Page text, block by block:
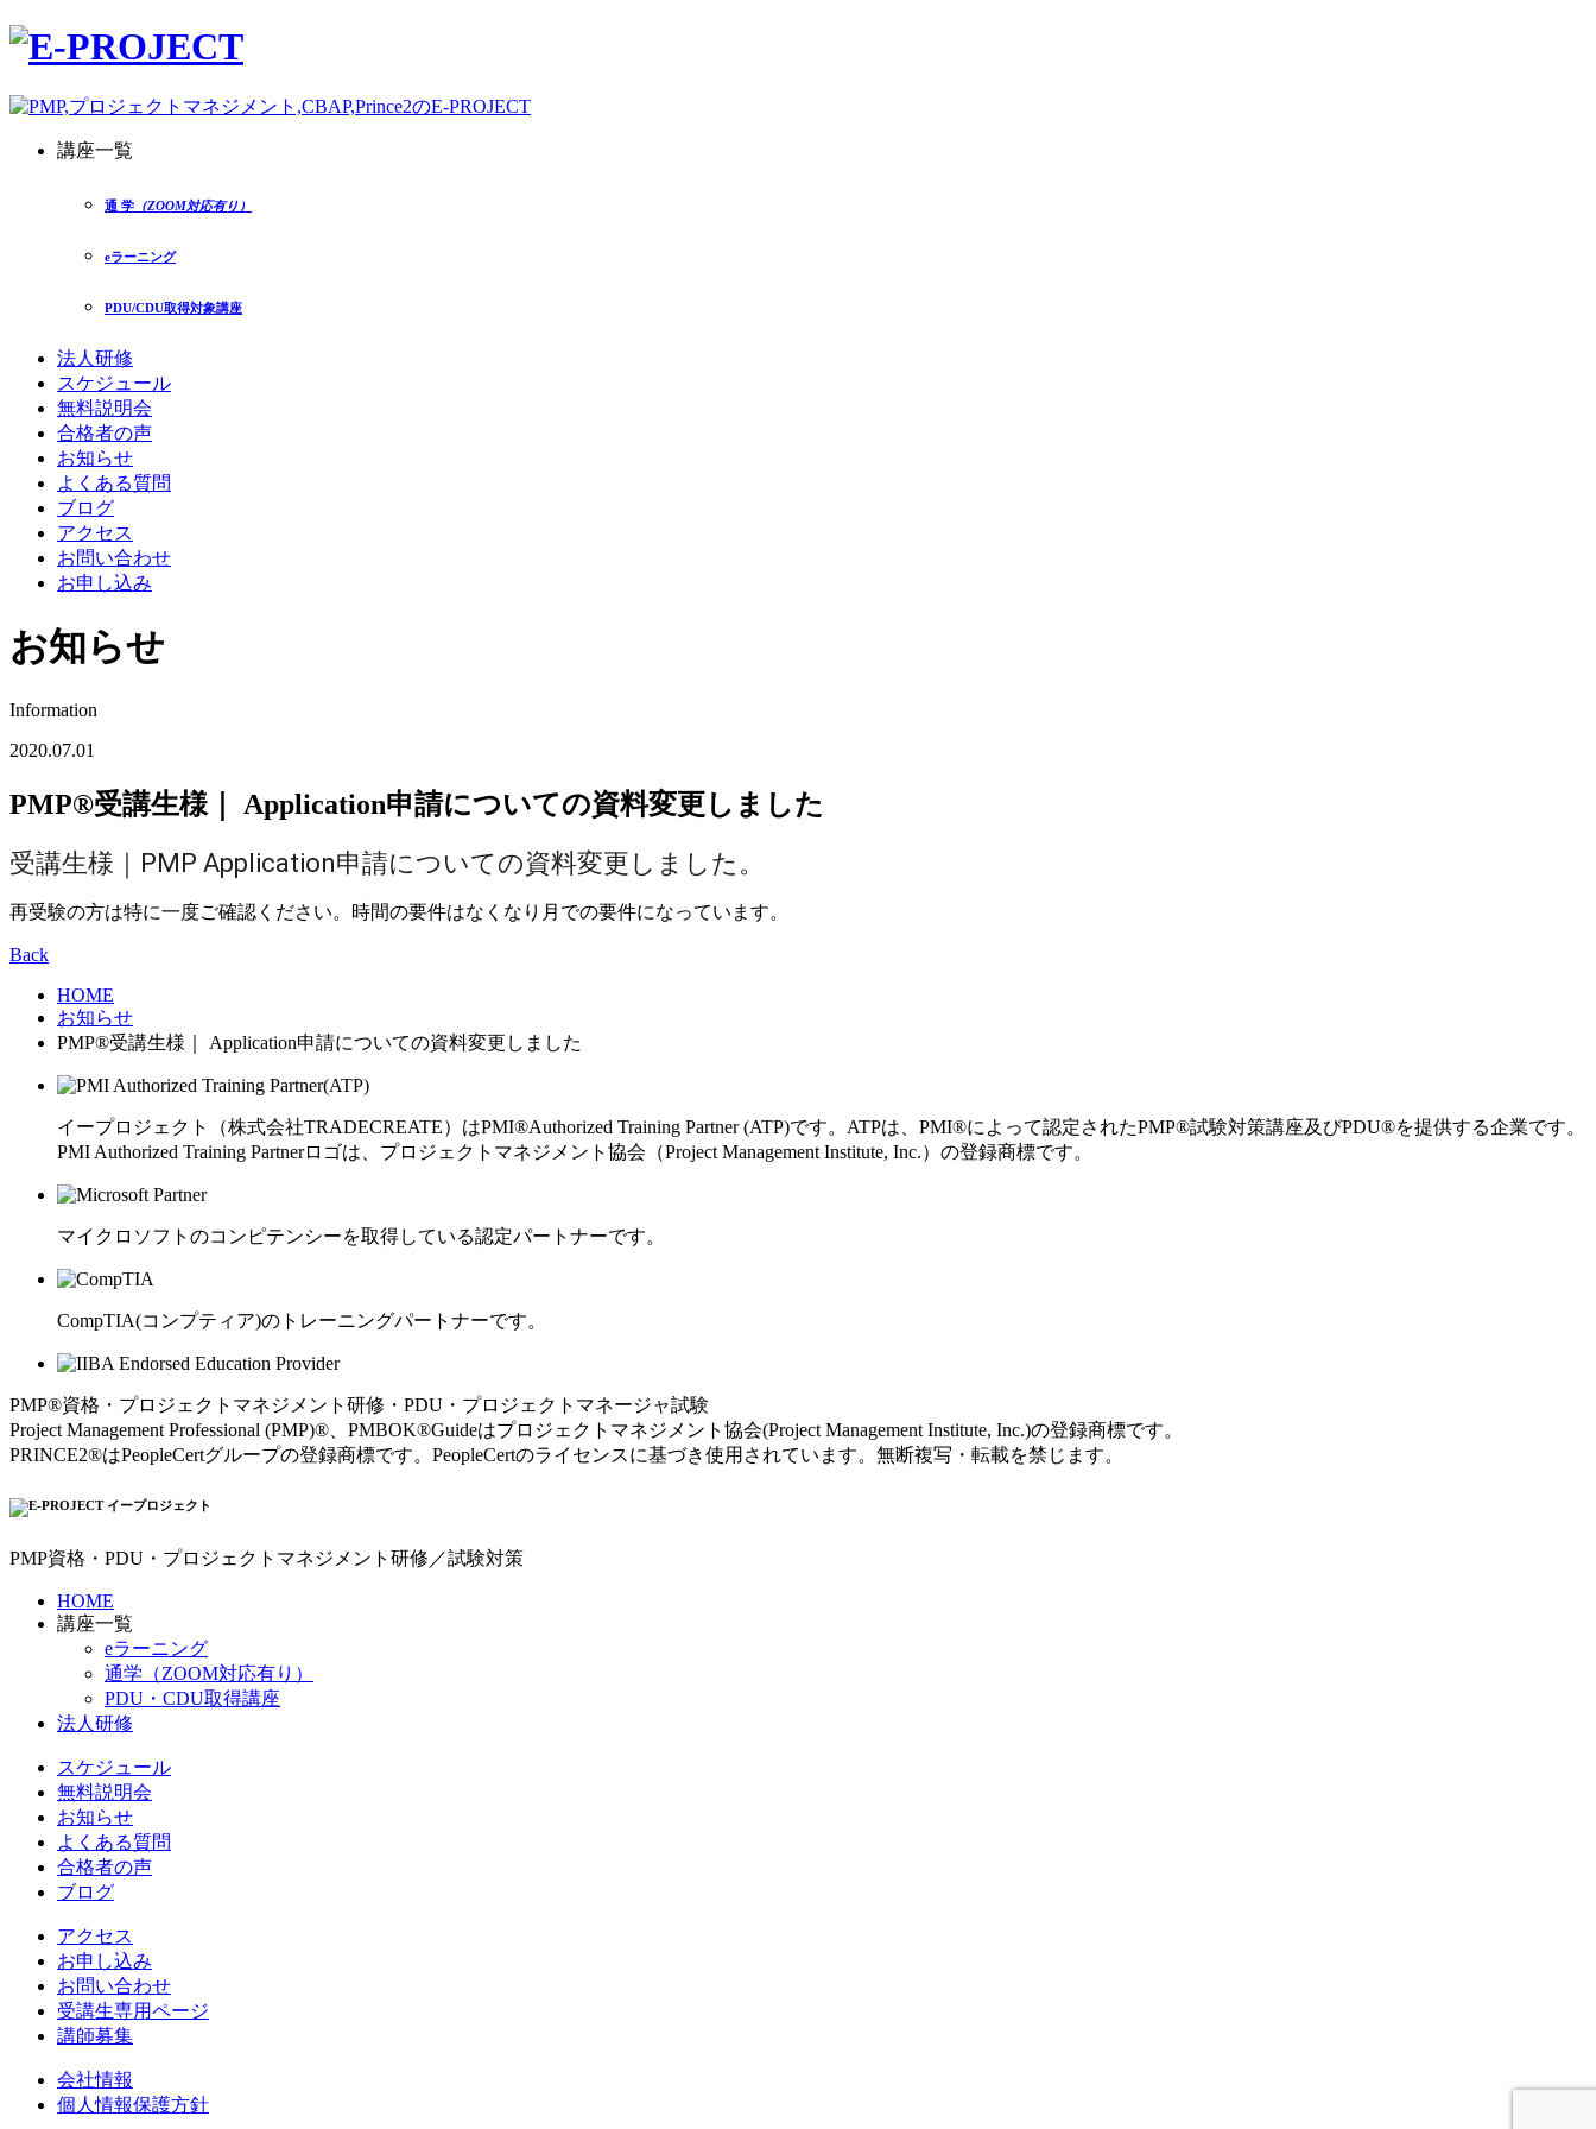
講座一覧
通 学 （ZOOM対応有り）
eラーニング
PDU/CDU取得対象講座
法人研修
スケジュール
無料説明会
合格者の声
お知らせ
よくある質問
ブログ
アクセス
お問い合わせ
お申し込み
お知らせ
Information
2020.07.01
PMP®受講生様｜ Application申請についての資料変更しました
受講生様｜PMP Application申請についての資料変更しました。
再受験の方は特に一度ご確認ください。時間の要件はなくなり月での要件になっています。
Back
HOME
お知らせ
PMP®受講生様｜ Application申請についての資料変更しました
イープロジェクト（株式会社TRADECREATE）はPMI®Authorized Training Partner (ATP)です。ATPは、PMI®によって認定されたPMP®試験対策講座及びPDU®を提供する企業です。
PMI Authorized Training Partnerロゴは、プロジェクトマネジメント協会（Project Management Institute, Inc.）の登録商標です。
マイクロソフトのコンピテンシーを取得している認定パートナーです。
CompTIA(コンプティア)のトレーニングパートナーです。
PMP®資格・プロジェクトマネジメント研修・PDU・プロジェクトマネージャ試験
Project Management Professional (PMP)®、PMBOK®Guideはプロジェクトマネジメント協会(Project Management Institute, Inc.)の登録商標です。
PRINCE2®はPeopleCertグループの登録商標です。PeopleCertのライセンスに基づき使用されています。無断複写・転載を禁じます。
PMP資格・PDU・プロジェクトマネジメント研修／試験対策
HOME
講座一覧
eラーニング
通学（ZOOM対応有り）
PDU・CDU取得講座
法人研修
スケジュール
無料説明会
お知らせ
よくある質問
合格者の声
ブログ
アクセス
お申し込み
お問い合わせ
受講生専用ページ
講師募集
会社情報
個人情報保護方針